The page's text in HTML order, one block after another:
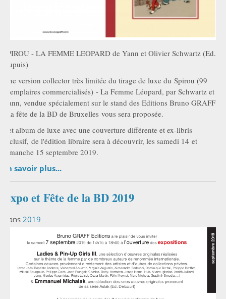
SPIROU - LA FEMME LEOPARD de Yann et Olivier Schwartz (Ed.
Dupuis)
Une version collector très limitée du tirage de luxe du Spirou (99
exemplaires commercialisés) - La Femme Léopard, par Schwartz et
Yann, vendue spécialement sur le stand des Editions Bruno GRAFF
à la fête de la BD de Bruxelles vous sera proposée.
Cet album de luxe avec une couverture différente et ex-libris
exclusif, de l'édition libraire sera à découvrir, les samedi 14 et
dimanche 15 septembre 2019.
En savoir plus...
Expo et Fête de la BD 2019
Dans 2019